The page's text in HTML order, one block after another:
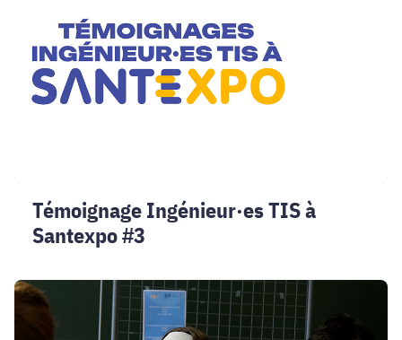
Santexpo
#3
Témoignage Ingénieur·es TIS à
Santexpo #3
Retour
sur